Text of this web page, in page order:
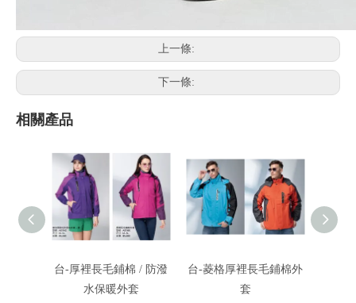
上一條:
下一條:
相關產品
台-厚裡長毛鋪棉 / 防潑
水保暖外套
台-菱格厚裡長毛鋪棉外
套